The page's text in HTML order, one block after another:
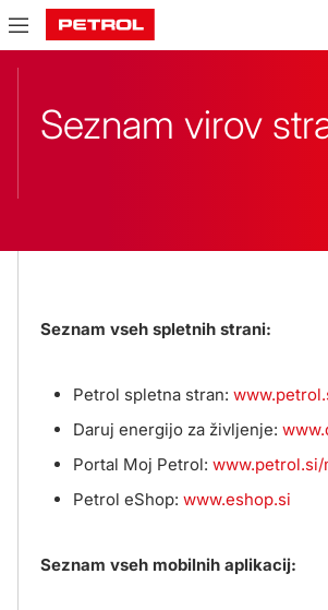
Seznam
virov
strani
Seznam virov
Seznam vseh spletnih strani:
Petrol spletna stran:
Daruj energijo za življenje:
Portal Moj Petrol:
Petrol eShop: www.eshop.si
Seznam vseh mobilnih aplikacij: